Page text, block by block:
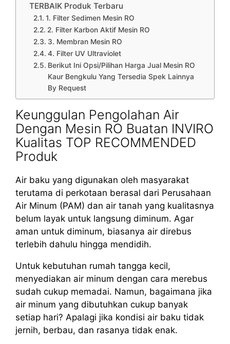
TERBAIK Produk Terbaru
1. Filter Sedimen Mesin RO
2. Filter Karbon Aktif Mesin RO
3. Membran Mesin RO
4. Filter UV Ultraviolet
Berikut Ini Opsi/Pilihan Harga Jual Mesin RO
Kaur Bengkulu Yang Tersedia Spek Lainnya
By Request
Keunggulan Pengolahan Air
Dengan Mesin RO Buatan INVIRO
Kualitas TOP RECOMMENDED
Produk
Air baku yang digunakan oleh masyarakat
terutama di perkotaan berasal dari Perusahaan
Air Minum (PAM) dan air tanah yang kualitasnya
belum layak untuk langsung diminum. Agar
aman untuk diminum, biasanya air direbus
terlebih dahulu hingga mendidih.
Untuk kebutuhan rumah tangga kecil,
menyediakan air minum dengan cara merebus
sudah cukup memadai. Namun, bagaimana jika
air minum yang dibutuhkan cukup banyak
setiap hari? Apalagi jika kondisi air baku tidak
jernih, berbau, dan rasanya tidak enak.